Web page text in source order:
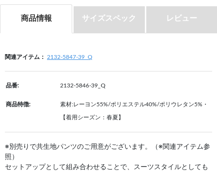
商品情報 サイズスペック レビュー
関連アイテム： 2132-5847-39_Q
品番: 2132-5846-39_Q
商品特徴: 素材:レーヨン55%/ポリエステル40%/ポリウレタン5%・
【着用シーズン：春夏】
※別売りで共生地パンツのご用意がございます。（※関連アイテム参
照）
セットアップとして組み合わせることで、スーツスタイルとしても